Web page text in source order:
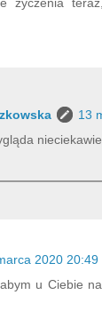
życzenia
13
2020 20:49
u Ciebie